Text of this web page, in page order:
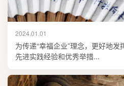
2024.01.01
为传递“幸福企业”理念，更好地
先进实践经验和优秀举措...